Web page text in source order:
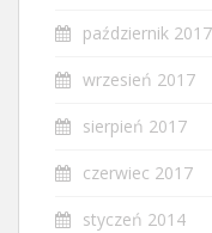
październik 2017
wrzesień 2017
sierpień 2017
czerwiec 2017
styczeń 2014